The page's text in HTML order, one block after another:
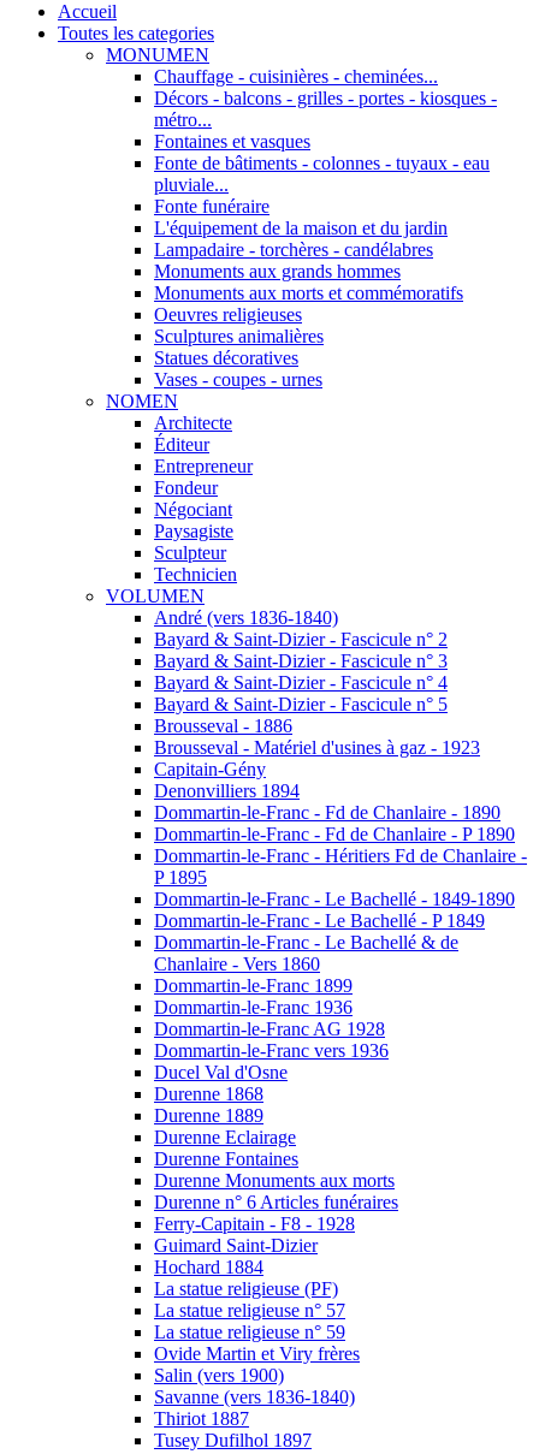
Accueil
Toutes les categories
MONUMEN
Chauffage - cuisinières - cheminées...
Décors - balcons - grilles - portes - kiosques -
métro...
Fontaines et vasques
Fonte de bâtiments - colonnes - tuyaux - eau
pluviale...
Fonte funéraire
L'équipement de la maison et du jardin
Lampadaire - torchères - candélabres
Monuments aux grands hommes
Monuments aux morts et commémoratifs
Oeuvres religieuses
Sculptures animalières
Statues décoratives
Vases - coupes - urnes
NOMEN
Architecte
Éditeur
Entrepreneur
Fondeur
Négociant
Paysagiste
Sculpteur
Technicien
VOLUMEN
André (vers 1836-1840)
Bayard & Saint-Dizier - Fascicule n° 2
Bayard & Saint-Dizier - Fascicule n° 3
Bayard & Saint-Dizier - Fascicule n° 4
Bayard & Saint-Dizier - Fascicule n° 5
Brousseval - 1886
Brousseval - Matériel d'usines à gaz - 1923
Capitain-Gény
Denonvilliers 1894
Dommartin-le-Franc - Fd de Chanlaire - 1890
Dommartin-le-Franc - Fd de Chanlaire - P 1890
Dommartin-le-Franc - Héritiers Fd de Chanlaire -
P 1895
Dommartin-le-Franc - Le Bachellé - 1849-1890
Dommartin-le-Franc - Le Bachellé - P 1849
Dommartin-le-Franc - Le Bachellé & de
Chanlaire - Vers 1860
Dommartin-le-Franc 1899
Dommartin-le-Franc 1936
Dommartin-le-Franc AG 1928
Dommartin-le-Franc vers 1936
Ducel Val d'Osne
Durenne 1868
Durenne 1889
Durenne Eclairage
Durenne Fontaines
Durenne Monuments aux morts
Durenne n° 6 Articles funéraires
Ferry-Capitain - F8 - 1928
Guimard Saint-Dizier
Hochard 1884
La statue religieuse (PF)
La statue religieuse n° 57
La statue religieuse n° 59
Ovide Martin et Viry frères
Salin (vers 1900)
Savanne (vers 1836-1840)
Thiriot 1887
Tusey Dufilhol 1897